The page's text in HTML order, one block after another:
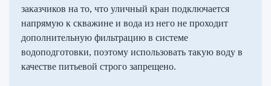
заказчиков на то, что уличный кран подключается
напрямую к скважине и вода из него не проходит
дополнительную фильтрацию в системе
водоподготовки, поэтому использовать такую воду в
качестве питьевой строго запрещено.